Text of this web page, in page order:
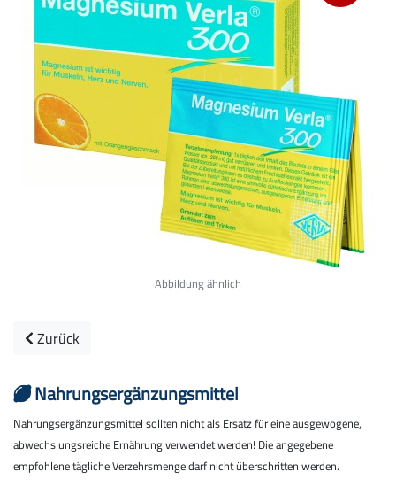
Abbildung ähnlich
Zurück
Nahrungs­ergänzungs­mittel
Nahrungsergänzungsmittel sollten nicht als Ersatz für eine ausgewogene,
abwechslungsreiche Ernährung verwendet werden! Die angegebene
empfohlene tägliche Verzehrsmenge darf nicht überschritten werden.